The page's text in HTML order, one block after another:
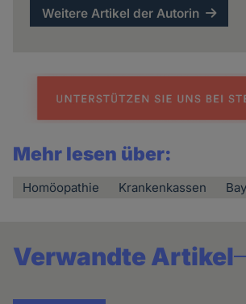
Weitere Artikel der Autorin
Mehr lesen über:
Homöopathie Krankenkassen
Verwandte Artikel